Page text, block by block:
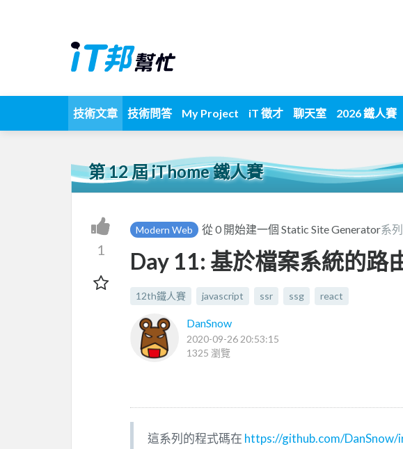
技術文章 技術問答 My Project iT 徵才 聊天室 2026 鐵人賽
第 12 屆 iThome 鐵人賽
1
Modern Web 從 0 開始建一個 Static Site Generator系
Day 11: 基於檔案系統的路
12th鐵人賽 javascript ssr ssg react
DanSnow
2020-09-26 20:53:15
1325 瀏覽
這系列的程式碼在 https://github.com/